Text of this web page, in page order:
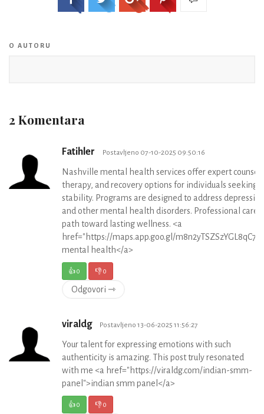
O AUTORU
2 Komentara
Fatihler Postavljeno 07-10-2025 09:50:16
Nashville mental health services offer expert
therapy, and recovery options for individuals seeking
stability. Programs are designed to address
and other mental health disorders. Professional care
path toward lasting wellness. <a
href="https://maps.app.goo.gl/
mental health</a>
👍0 👎0
Odgovori ⇾
viraldg Postavljeno 13-06-2025 11:56:27
Your talent for expressing emotions with such
authenticity is amazing. This post truly resonated
with me <a href="https://viraldg.com/indian-smm-
panel">indian smm panel</a>
👍0 👎0